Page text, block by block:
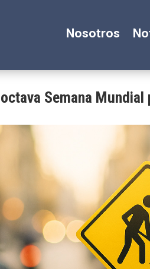
Nosotros
Semana Mundial